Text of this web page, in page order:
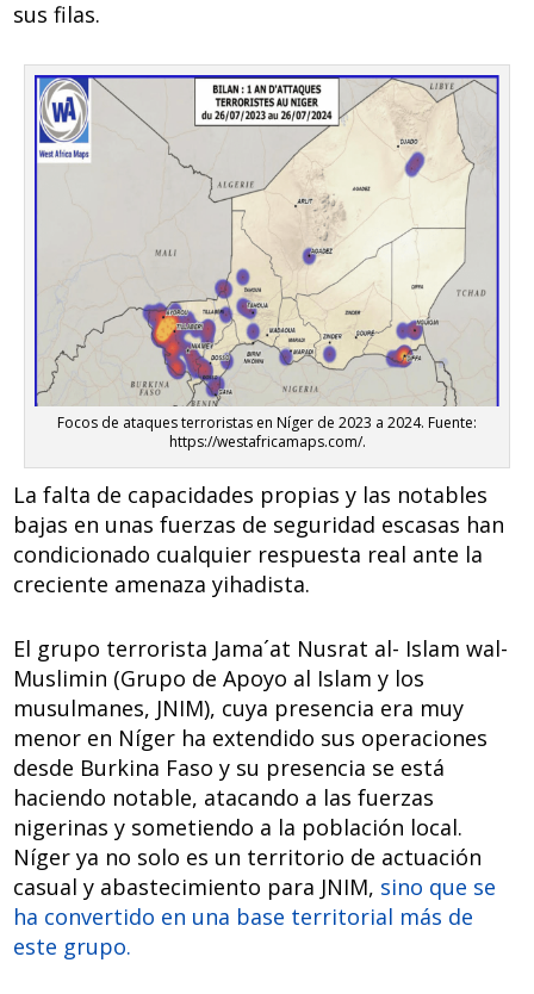
sus filas.
Focos de ataques terroristas en Níger de 2023 a 2024. Fuente:
https://westafricamaps.com/.
La falta de capacidades propias y las notables
bajas en unas fuerzas de seguridad escasas han
condicionado cualquier respuesta real ante la
creciente amenaza yihadista.
El grupo terrorista Jama´at Nusrat al- Islam wal-
Muslimin (Grupo de Apoyo al Islam y los
musulmanes, JNIM), cuya presencia era muy
menor en Níger ha extendido sus operaciones
desde Burkina Faso y su presencia se está
haciendo notable, atacando a las fuerzas
nigerinas y sometiendo a la población local.
Níger ya no solo es un territorio de actuación
casual y abastecimiento para JNIM, sino que se
ha convertido en una base territorial más de
este grupo.